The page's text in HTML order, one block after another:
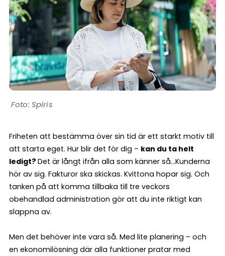
Spiris
Friheten att bestämma över sin tid är ett starkt motiv till
att starta eget. Hur blir det för dig – kan du ta helt
ledigt? Det är långt ifrån alla som känner så…Kunderna
hör av sig. Fakturor ska skickas. Kvittona hopar sig. Och
tanken på att komma tillbaka till tre veckors
obehandlad administration gör att du inte riktigt kan
slappna av.
Men det behöver inte vara så. Med lite planering – och
en ekonomilösning där alla funktioner pratar med